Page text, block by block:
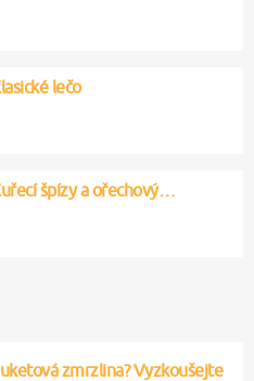
lečo
špízy a ořechový…
zmrzlina? Vyzkoušejte